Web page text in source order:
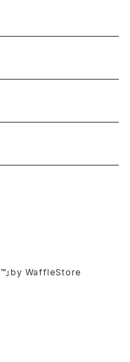
」by WaffleStore